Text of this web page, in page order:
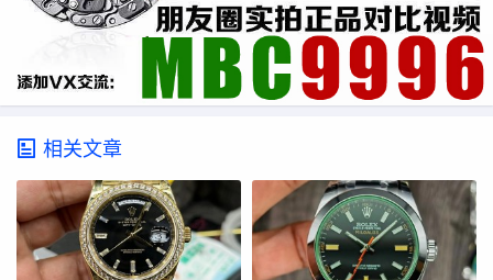
相关文章